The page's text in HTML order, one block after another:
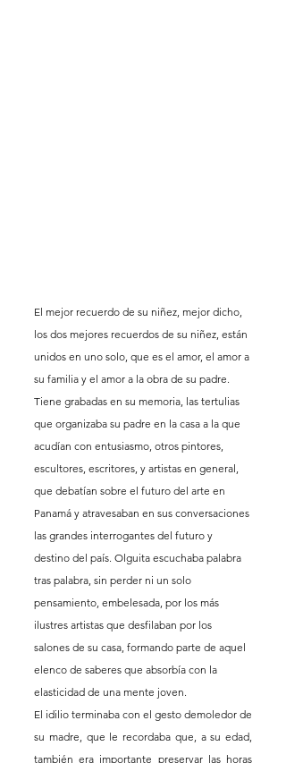
El mejor recuerdo de su niñez, mejor dicho,
los dos mejores recuerdos de su niñez, están
unidos en uno solo, que es el amor, el amor a
su familia y el amor a la obra de su padre.
Tiene grabadas en su memoria, las tertulias
que organizaba su padre en la casa a la que
acudían con entusiasmo, otros pintores,
escultores, escritores, y artistas en general,
que debatían sobre el futuro del arte en
Panamá y atravesaban en sus conversaciones
las grandes interrogantes del futuro y
destino del país. Olguita escuchaba palabra
tras palabra, sin perder ni un solo
pensamiento, embelesada, por los más
ilustres artistas que desfilaban por los
salones de su casa, formando parte de aquel
elenco de saberes que absorbía con la
elasticidad de una mente joven.
El idilio terminaba con el gesto demoledor de
su madre, que le recordaba que, a su edad,
también era importante preservar las horas